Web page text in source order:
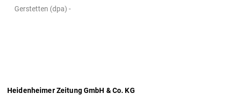
Gerstetten (dpa) -
Heidenheimer Zeitung GmbH & Co. KG